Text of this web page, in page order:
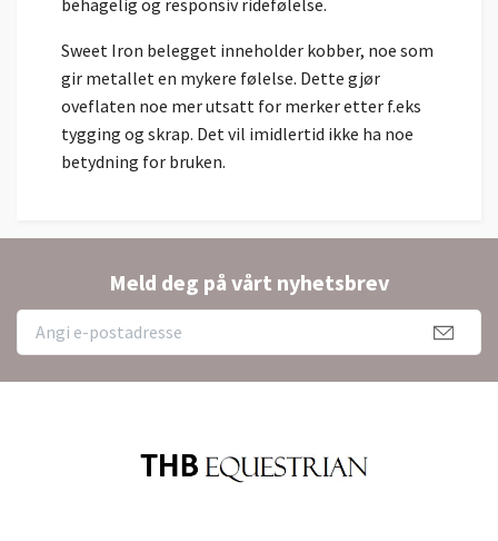
Sweet Iron belegget inneholder kobber, noe som
gir metallet en mykere følelse. Dette gjør
oveflaten noe mer utsatt for merker etter f.eks
tygging og skrap. Det vil imidlertid ikke ha noe
betydning for bruken.
Meld deg på vårt nyhetsbrev